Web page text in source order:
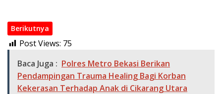
Berikutnya
Post Views: 75
Baca Juga : Polres Metro Bekasi Berikan
Pendampingan Trauma Healing Bagi Korban
Kekerasan Terhadap Anak di Cikarang Utara